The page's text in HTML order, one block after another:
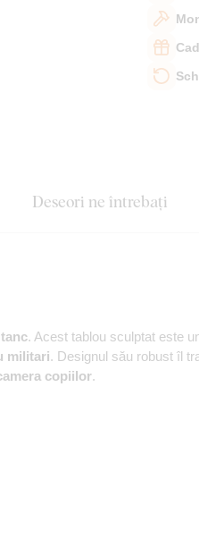
Deseori ne întrebați
. Acest tablou sculptat este
militari. Designul său robust îl
copiilor.